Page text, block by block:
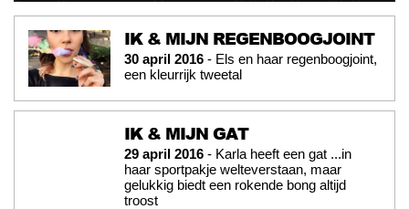
IK & MIJN REGENBOOGJOINT
30 april 2016 - Els en haar regenboogjoint,
een kleurrijk tweetal
IK & MIJN GAT
29 april 2016 - Karla heeft een gat ...in
haar sportpakje welteverstaan, maar
gelukkig biedt een rokende bong altijd
troost